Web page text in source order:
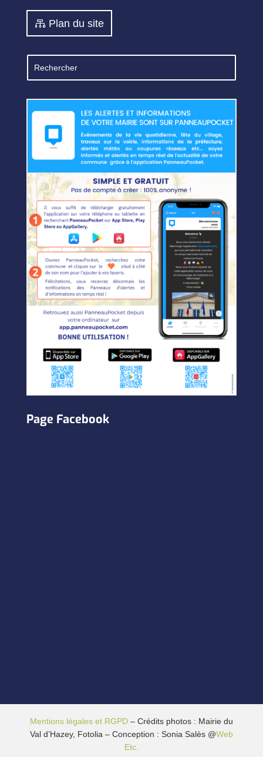
Plan du site
Page Facebook
Mentions légales et RGPD– Crédits photos : Mairie du
Val d’Hazey, Fotolia – Conception : Sonia Salès @Web
Etc.